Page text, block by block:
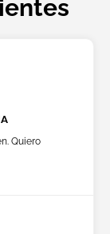
Quiero